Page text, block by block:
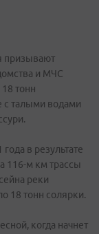
призывают
и МЧС
тонн
с талыми водами
в результате
116-м км трассы
реки
18 тонн солярки.
когда начнет